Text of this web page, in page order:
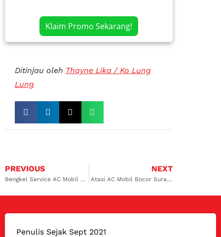
Klaim Promo Sekarang!
Ditinjau oleh Thayne Lika / Ko Lung
Lung
PREVIOUS
Bengkel Service AC Mobil Pajero Ngagel di Dokter Mobil dengan Tenaga Ahli
NEXT
Atasi AC Mobil Bocor Surabaya dengan Service Bersama Dokter Mobil
Penulis Sejak Sept 2021